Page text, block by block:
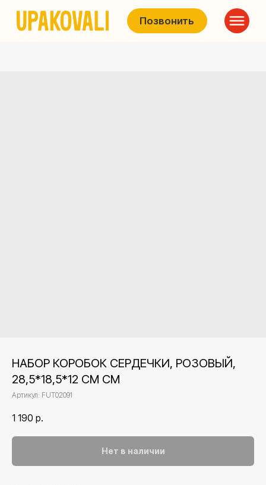
Позвонить
НАБОР КОРОБОК СЕРДЕЧКИ, РОЗОВЫЙ,
28,5*18,5*12 СМ СМ
Артикул: FUT02091
1 190 р.
Нет в наличии